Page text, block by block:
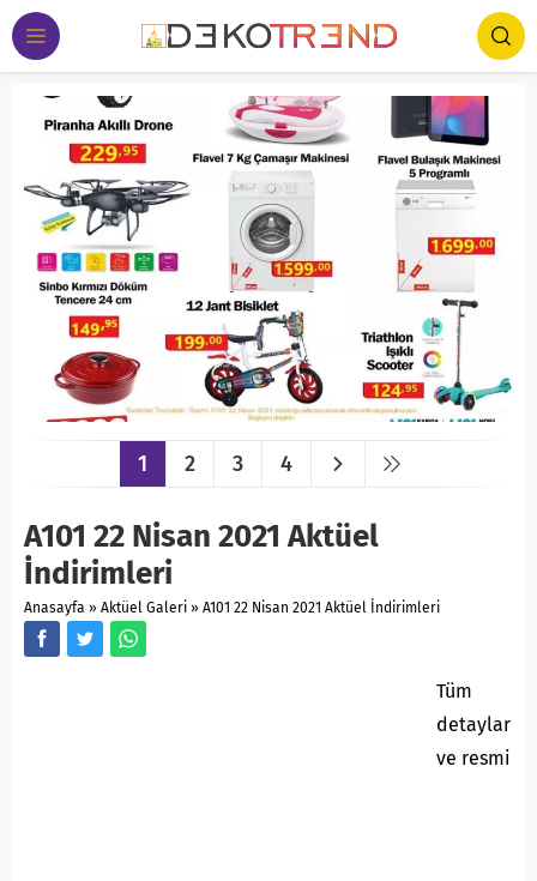
1 2 3 4
A101 22 Nisan 2021 Aktüel
İndirimleri
Anasayfa » Aktüel Galeri » A101 22 Nisan 2021 Aktüel İndirimleri
Tüm
detaylar
ve resmi